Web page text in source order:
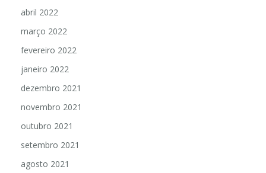
abril 2022
março 2022
fevereiro 2022
janeiro 2022
dezembro 2021
novembro 2021
outubro 2021
setembro 2021
agosto 2021